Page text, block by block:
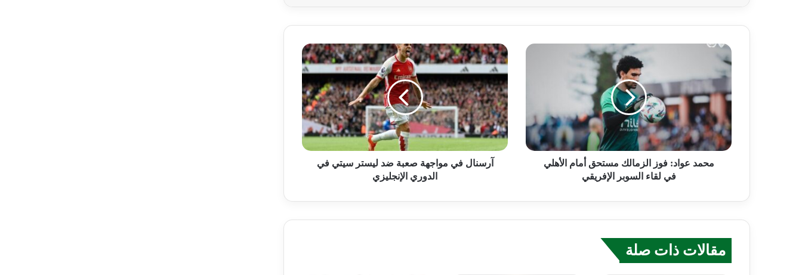
محمد عواد: فوز الزمالك مستحق أمام الأهلي
في لقاء السوبر الإفريقي
آرسنال في مواجهة صعبة ضد ليستر سيتي في
الدوري الإنجليزي
مقالات ذات صلة